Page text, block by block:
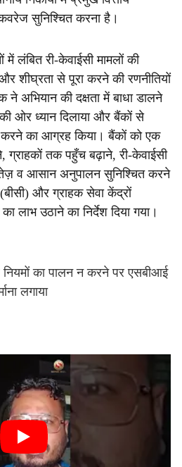
सुनिश्चित करना है।
में लंबित री-केवाईसी मामलों की
शीघ्रता से पूरा करने की रणनीतियों
ने अभियान की दक्षता में बाधा डालने
ओर ध्यान दिलाया और बैंकों से
करने का आग्रह किया। बैंकों को एक
ग्राहकों तक पहुँच बढ़ाने, री-केवाईसी
व आसान अनुपालन सुनिश्चित करने
और ग्राहक सेवा केंद्रों
लाभ उठाने का निर्देश दिया गया।
का पालन न करने पर एसबीआई
लगाया